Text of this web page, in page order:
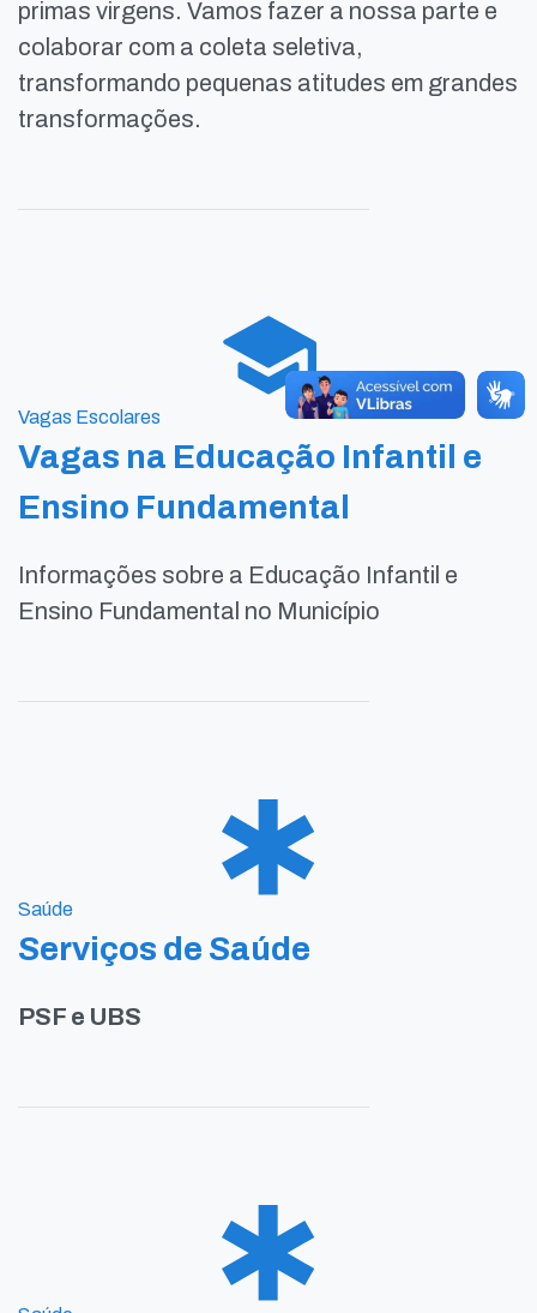
primas virgens. Vamos fazer a nossa parte e
colaborar com a coleta seletiva,
transformando pequenas atitudes em grandes
transformações.
Vagas Escolares
Vagas na Educação Infantil e
Ensino Fundamental
Informações sobre a Educação Infantil e
Ensino Fundamental no Município
Saúde
Serviços de Saúde
PSF e UBS